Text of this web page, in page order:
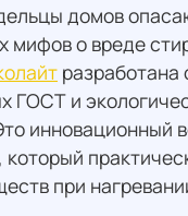
домов
мифов о вреде
разработана
ГОСТ и
инновационный
который
при